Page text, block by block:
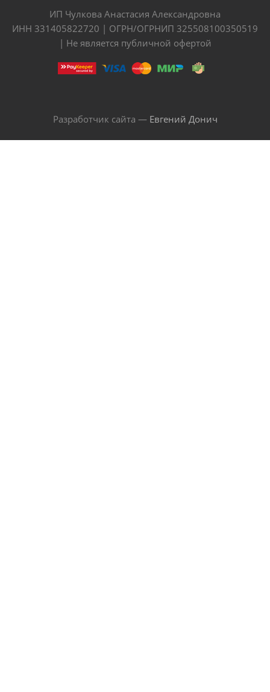
ИП Чулкова Анастасия Александровна
ИНН 331405822720 | ОГРН/ОГРНИП 325508100350519
| Не является публичной офертой
Разработчик сайта — Евгений Донич